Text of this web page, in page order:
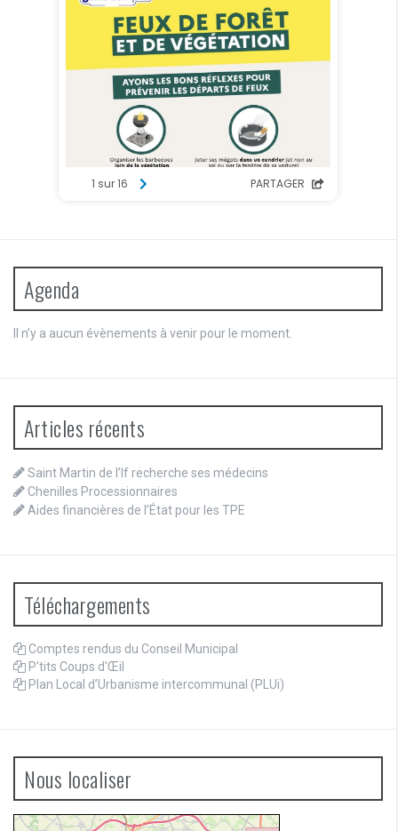
Agenda
Il n’y a aucun évènements à venir pour le moment.
Articles récents
Saint Martin de l’If recherche ses médecins
Chenilles Processionnaires
Aides financières de l’État pour les TPE
Téléchargements
Comptes rendus du Conseil Municipal
P'tits Coups d'Œil
Plan Local d’Urbanisme intercommunal (PLUi)
Nous localiser